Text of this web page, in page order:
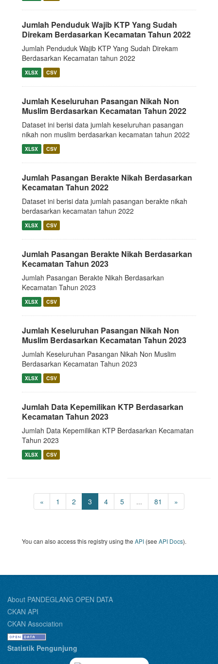
Jumlah Penduduk Wajib KTP Yang Sudah
Direkam Berdasarkan Kecamatan Tahun 2022
Jumlah Penduduk Wajib KTP Yang Sudah Direkam
Berdasarkan Kecamatan tahun 2022
XLSX CSV
Jumlah Keseluruhan Pasangan Nikah Non
Muslim Berdasarkan Kecamatan Tahun 2022
Dataset ini berisi data jumlah keseluruhan pasangan
nikah non muslim berdasarkan kecamatan tahun 2022
XLSX CSV
Jumlah Pasangan Berakte Nikah Berdasarkan
Kecamatan Tahun 2022
Dataset ini berisi data jumlah pasangan berakte nikah
berdasarkan kecamatan tahun 2022
XLSX CSV
Jumlah Pasangan Berakte Nikah Berdasarkan
Kecamatan Tahun 2023
Jumlah Pasangan Berakte Nikah Berdasarkan
Kecamatan Tahun 2023
XLSX CSV
Jumlah Keseluruhan Pasangan Nikah Non
Muslim Berdasarkan Kecamatan Tahun 2023
Jumlah Keseluruhan Pasangan Nikah Non Muslim
Berdasarkan Kecamatan Tahun 2023
XLSX CSV
Jumlah Data Kepemilikan KTP Berdasarkan
Kecamatan Tahun 2023
Jumlah Data Kepemilikan KTP Berdasarkan Kecamatan
Tahun 2023
XLSX CSV
« 1 2 3 4 5 ... 81 »
You can also access this registry using the API (see API Docs).
About PANDEGLANG OPEN DATA
CKAN API
CKAN Association
Statistik Pengunjung